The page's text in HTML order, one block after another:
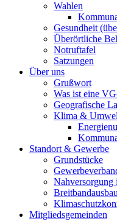
Wahlen
Gesundheit
Überörtliche
Notruftafel
Satzungen
Über uns
Grußwort
Was ist eine
Geografische
Klima &
Standort & Gewerbe
Grundstücke
Nahversorgung
Breitbandausbau
Mitgliedsgemeinden